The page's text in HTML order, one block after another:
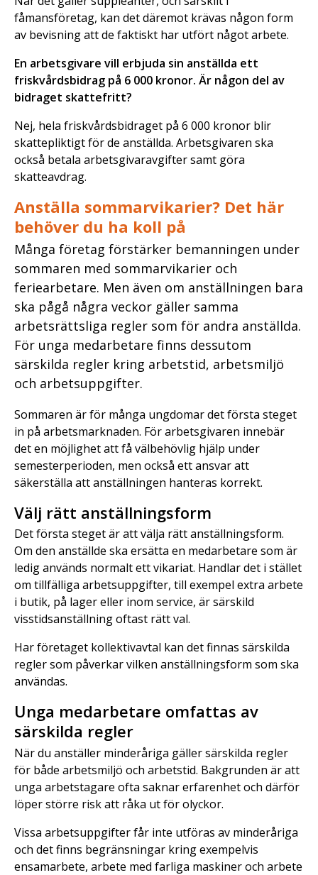
fåmansföretag, kan det däremot krävas någon form
av bevisning att de faktiskt har utfört något arbete.
En arbetsgivare vill erbjuda sin anställda ett
friskvårdsbidrag på 6 000 kronor. Är någon del av
bidraget skattefritt?
Nej, hela friskvårdsbidraget på 6 000 kronor blir
skattepliktigt för de anställda. Arbetsgivaren ska
också betala arbetsgivaravgifter samt göra
skatteavdrag.
Anställa sommarvikarier? Det här
behöver du ha koll på
Många företag förstärker bemanningen under
sommaren med sommarvikarier och
feriearbetare. Men även om anställningen bara
ska pågå några veckor gäller samma
arbetsrättsliga regler som för andra anställda.
För unga medarbetare finns dessutom
särskilda regler kring arbetstid, arbetsmiljö
och arbetsuppgifter.
Sommaren är för många ungdomar det första steget
in på arbetsmarknaden. För arbetsgivaren innebär
det en möjlighet att få välbehövlig hjälp under
semesterperioden, men också ett ansvar att
säkerställa att anställningen hanteras korrekt.
Välj rätt anställningsform
Det första steget är att välja rätt anställningsform.
Om den anställde ska ersätta en medarbetare som är
ledig används normalt ett vikariat. Handlar det i stället
om tillfälliga arbetsuppgifter, till exempel extra arbete
i butik, på lager eller inom service, är särskild
visstidsanställning oftast rätt val.
Har företaget kollektivavtal kan det finnas särskilda
regler som påverkar vilken anställningsform som ska
användas.
Unga medarbetare omfattas av
särskilda regler
När du anställer minderåriga gäller särskilda regler
för både arbetsmiljö och arbetstid. Bakgrunden är att
unga arbetstagare ofta saknar erfarenhet och därför
löper större risk att råka ut för olyckor.
Vissa arbetsuppgifter får inte utföras av minderåriga
och det finns begränsningar kring exempelvis
ensamarbete, arbete med farliga maskiner och arbete